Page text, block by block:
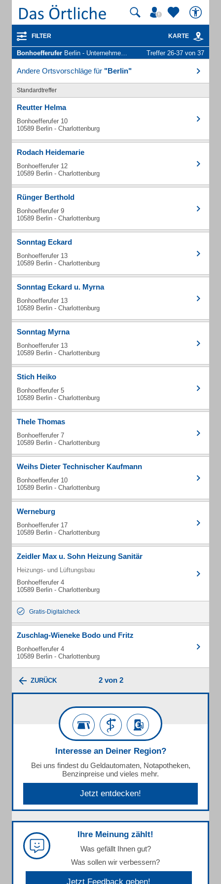
FILTER KARTE
Bonhoefferufer Berlin - Unternehmen und Personen Treffer 26-37 von 37
Andere Ortsvorschläge für "Berlin"
Standardtreffer
Reutter Helma
Bonhoefferufer 10
10589 Berlin - Charlottenburg
Rodach Heidemarie
Bonhoefferufer 12
10589 Berlin - Charlottenburg
Rünger Berthold
Bonhoefferufer 9
10589 Berlin - Charlottenburg
Sonntag Eckard
Bonhoefferufer 13
10589 Berlin - Charlottenburg
Sonntag Eckard u. Myrna
Bonhoefferufer 13
10589 Berlin - Charlottenburg
Sonntag Myrna
Bonhoefferufer 13
10589 Berlin - Charlottenburg
Stich Heiko
Bonhoefferufer 5
10589 Berlin - Charlottenburg
Thele Thomas
Bonhoefferufer 7
10589 Berlin - Charlottenburg
Weihs Dieter Technischer Kaufmann
Bonhoefferufer 10
10589 Berlin - Charlottenburg
Werneburg
Bonhoefferufer 17
10589 Berlin - Charlottenburg
Zeidler Max u. Sohn Heizung Sanitär
Heizungs- und Lüftungsbau
Bonhoefferufer 4
10589 Berlin - Charlottenburg
Gratis-Digitalcheck
Zuschlag-Wieneke Bodo und Fritz
Bonhoefferufer 4
10589 Berlin - Charlottenburg
ZURÜCK 2 von 2
Interesse an Deiner Region?
Bei uns findest du Geldautomaten, Notapotheken,
Benzinpreise und vieles mehr.
Jetzt entdecken!
Ihre Meinung zählt!
Was gefällt Ihnen gut?
Was sollen wir verbessern?
Jetzt Feedback geben!